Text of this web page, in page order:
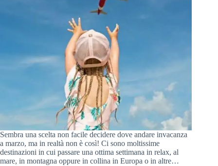
Sembra una scelta non facile decidere dove andare invacanza
a marzo, ma in realtà non è così! Ci sono moltissime
destinazioni in cui passare una ottima settimana in relax, al
mare, in montagna oppure in collina in Europa o in altre…